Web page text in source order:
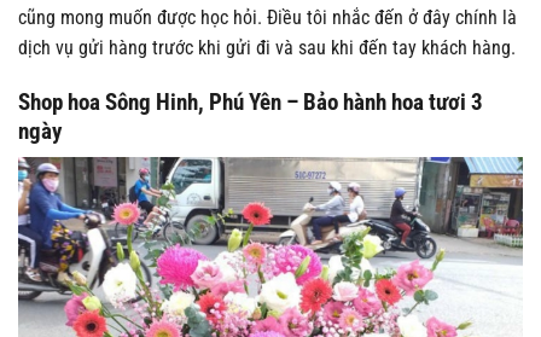
cũng mong muốn được học hỏi. Điều tôi nhắc đến ở đây chính là
dịch vụ gửi hàng trước khi gửi đi và sau khi đến tay khách hàng.
Shop hoa Sông Hinh, Phú Yên – Bảo hành hoa tươi 3
ngày